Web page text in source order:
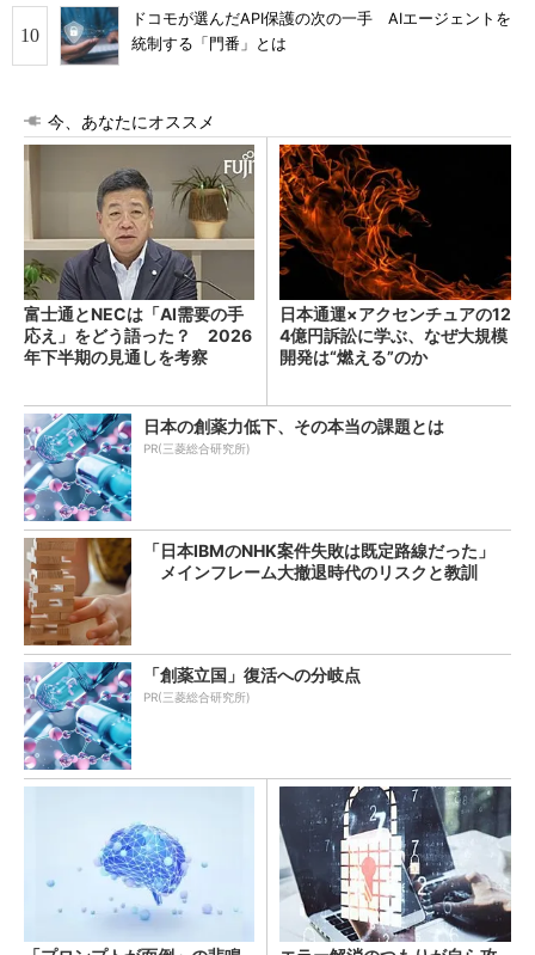
ドコモが選んだAPI保護の次の一手 AIエージェントを
統制する「門番」とは
今、あなたにオススメ
富士通とNECは「AI需要の手
応え」をどう語った？ 2026
年下半期の見通しを考察
日本通運×アクセンチュアの12
4億円訴訟に学ぶ、なぜ大規模
開発は“燃える”のか
日本の創薬力低下、その本当の課題とは
PR(三菱総合研究所)
「日本IBMのNHK案件失敗は既定路線だった」
メインフレーム大撤退時代のリスクと教訓
「創薬立国」復活への分岐点
PR(三菱総合研究所)